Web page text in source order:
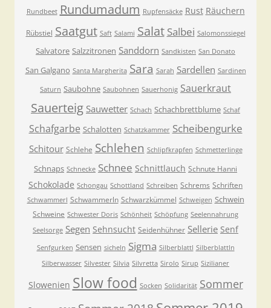
Rundbeet Rundumadum Rupfensäcke Rust Räuchern
Rübstiel Saatgut Saft Salami Salat Salbei Salomonssiegel
Salvatore Salzzitronen Sanddorn Sandkisten San Donato
San Galgano Santa Margherita Sara Sarah Sardellen Sardinen
Saturn Saubohne Saubohnen Sauerhonig Sauerkraut
Sauerteig Sauwetter Schach Schachbrettblume Schaf
Schafgarbe Schalotten Schatzkammer Scheibengurke
Schitour Schlehe Schlehen Schlipfkrapfen Schmetterlinge
Schnaps Schnecke Schnee Schnittlauch Schnute Hanni
Schokolade Schongau Schottland Schreiben Schrems Schriften
Schwammerl Schwammerln Schwarzkümmel Schweigen Schwein
Schweine Schwester Doris Schönheit Schöpfung Seelennahrung
Seelsorge Segen Sehnsucht Seidenhühner Sellerie Senf
Senfgurken Sensen sicheln Sigma Silberblattl Silberblattln
Silberwasser Silvester Silvia Silvretta Sirolo Sirup Sizilianer
Slowenien Slow food Socken Solidarität Sommer